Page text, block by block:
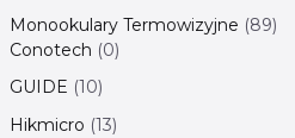
Monookulary Termowizyjne 89
Conotech 0
GUIDE 10
Hikmicro 13